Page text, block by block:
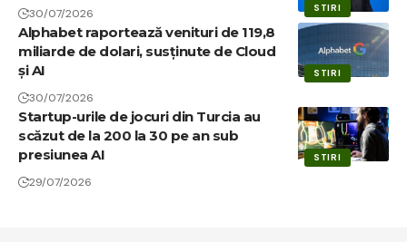
STIRI
30/07/2026
STIRI
Alphabet raportează venituri de 119,8
miliarde de dolari, susținute de Cloud
și AI
30/07/2026
STIRI
Startup-urile de jocuri din Turcia au
scăzut de la 200 la 30 pe an sub
presiunea AI
29/07/2026